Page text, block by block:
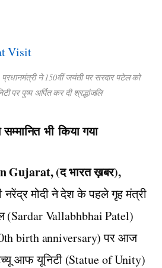
ने 150वीं जयंती पर सरदार पटेल को
पर पुष्प अर्पित कर दी श्रद्धांजलि
भीकिया गया
Gujarat, (द भारत ख़बर),
नरेंद्र मोदी ने देश के पहले गृह मंत्री
(Sardar Vallabhbhai Patel)
birth anniversary) पर आज
आफ यूनिटी (Statue of Unity)